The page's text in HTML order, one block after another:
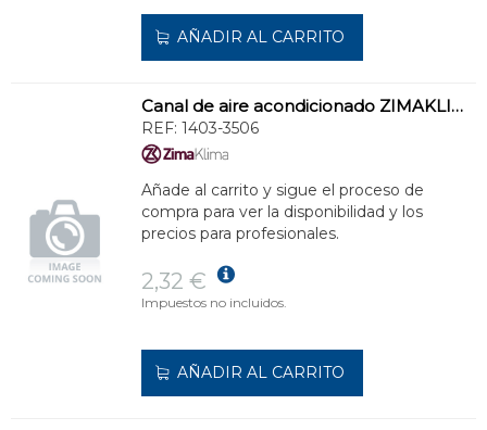
AÑADIR AL CARRITO
Canal de aire acondicionado ZIMAKLIMA 1403-3506 mediana para instalaciones comerciales
REF: 1403-3506
Añade al carrito y sigue el proceso de
compra para ver la disponibilidad y los
precios para profesionales.
2,32 €
Impuestos no incluidos.
AÑADIR AL CARRITO